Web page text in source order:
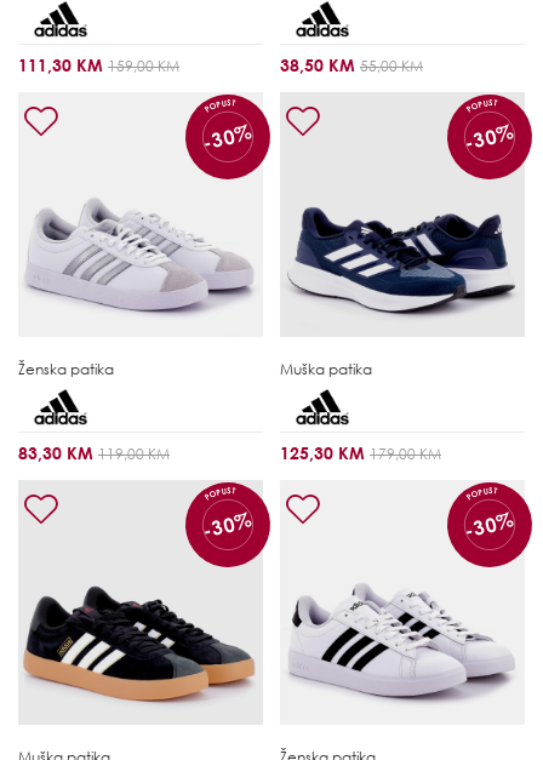
111,30 KM 159,00 KM 38,50 KM 55,00 KM
POPUST
-30%
Ženska patika
83,30 KM 119,00 KM
POPUST
-30%
Muška patika
125,30 KM 179,00 KM
POPUST
-30%
POPUST
-30%